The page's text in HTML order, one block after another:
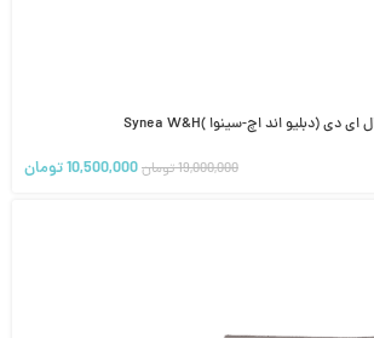
19,000,000تومان10,500,000تومان